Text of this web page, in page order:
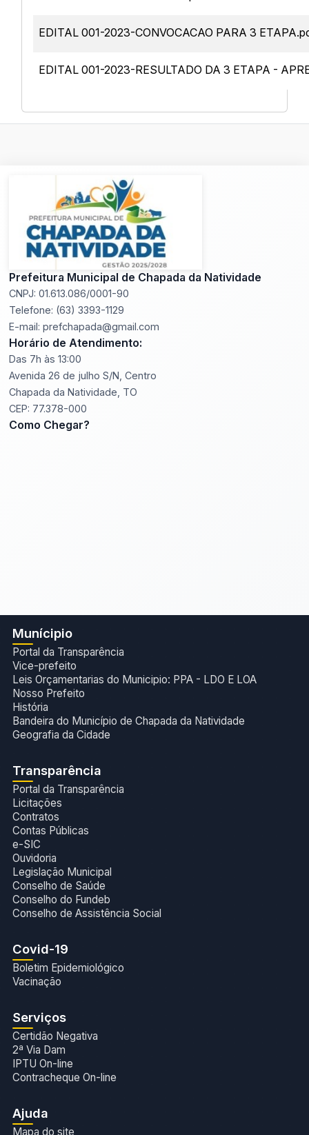
EDITAL 001-2023-CONVOCACAO PARA 3
EDITAL 001-2023-RESULTADO DA 3 ETAPA -
Prefeitura Municipal de Chapada da Natividade
CNPJ: 01.613.086/0001-90
Telefone: (63) 3393-1129
E-mail: prefchapada@gmail.com
Horário de Atendimento:
Das 7h às 13:00
Avenida 26 de julho S/N, Centro
Chapada da Natividade, TO
CEP: 77.378-000
Como Chegar?
Munícipio
Portal da Transparência
Vice-prefeito
Leis Orçamentarias do Municipio: PPA - LDO E LOA
Nosso Prefeito
História
Bandeira do Município de Chapada da Natividade
Geografia da Cidade
Transparência
Portal da Transparência
Licitações
Contratos
Contas Públicas
e-SIC
Ouvidoria
Legislação Municipal
Conselho de Saúde
Conselho do Fundeb
Conselho de Assistência Social
Covid-19
Boletim Epidemiológico
Vacinação
Serviços
Certidão Negativa
2ª Via Dam
IPTU On-line
Contracheque On-line
Ajuda
Mapa do site